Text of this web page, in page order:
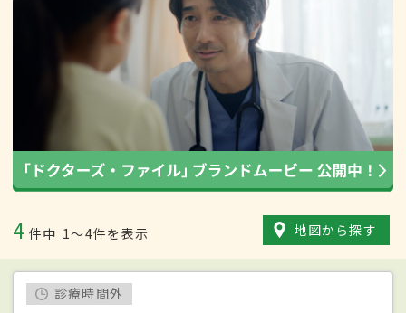
4 件中 1〜4件を表示 地図から探す
診療時間外